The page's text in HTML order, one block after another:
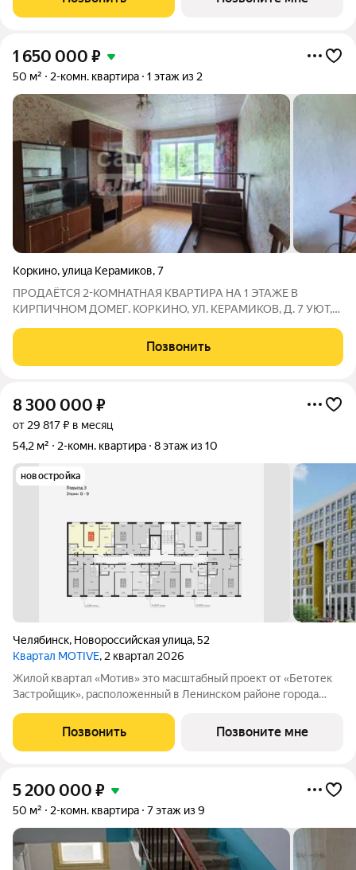
1 650 000 ₽
50 м² 2-комн. квартира 1 этаж из 2
Коркино,улица Керамиков,7
ПРОДАЁТСЯ 2-КОМНАТНАЯ КВАРТИРА НА 1 ЭТАЖЕ В
КИРПИЧНОМ ДОМЕГ. КОРКИНО, УЛ. КЕРАМИКОВ, Д. 7 УЮТ,
этаж удобно для семей с детьми и пожилых людей, не надо
подниматься с сумками Кирпичный 2-этажный дом
Позвонить
8 300 000 ₽
от 29 817 ₽ в месяц
54,2 м²
2-комн. квартира 8 этаж из 10
новостройка
Челябинск, Новороссийская улица,52
Квартал MOTIVE, 2 квартал 2026
Жилой квартал «Мотив» это масштабный проект от «Бетотек
Застройщик», расположенный в Ленинском районе города
ЖК «Мотив»: - горизонтальная разводка отопления -
современные радиаторы отопления
Позвонить Позвоните мне
5 200 000 ₽
50 м² 2-комн. квартира 7 этаж из 9